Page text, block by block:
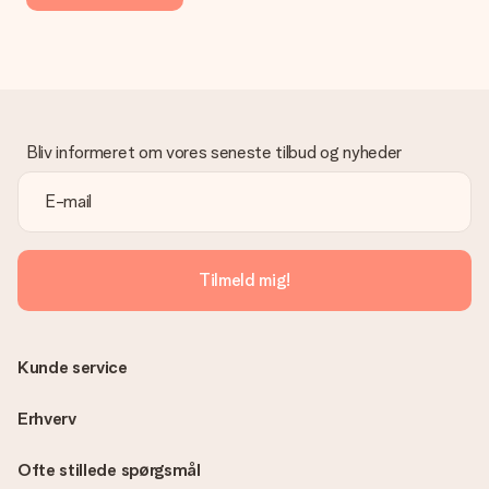
Bliv informeret om vores seneste tilbud og nyheder
Tilmeld mig!
Ofte stillede spørgsmål
Kunde service
Erhverv